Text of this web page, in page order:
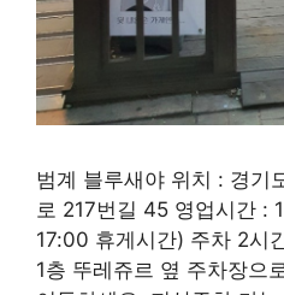
범계 블루새야 위치 : 경기
로 217번길 45 영업시간 :
17:00 휴게시간) 주차 2시
1층 뚜레쥬르 옆 주차장으